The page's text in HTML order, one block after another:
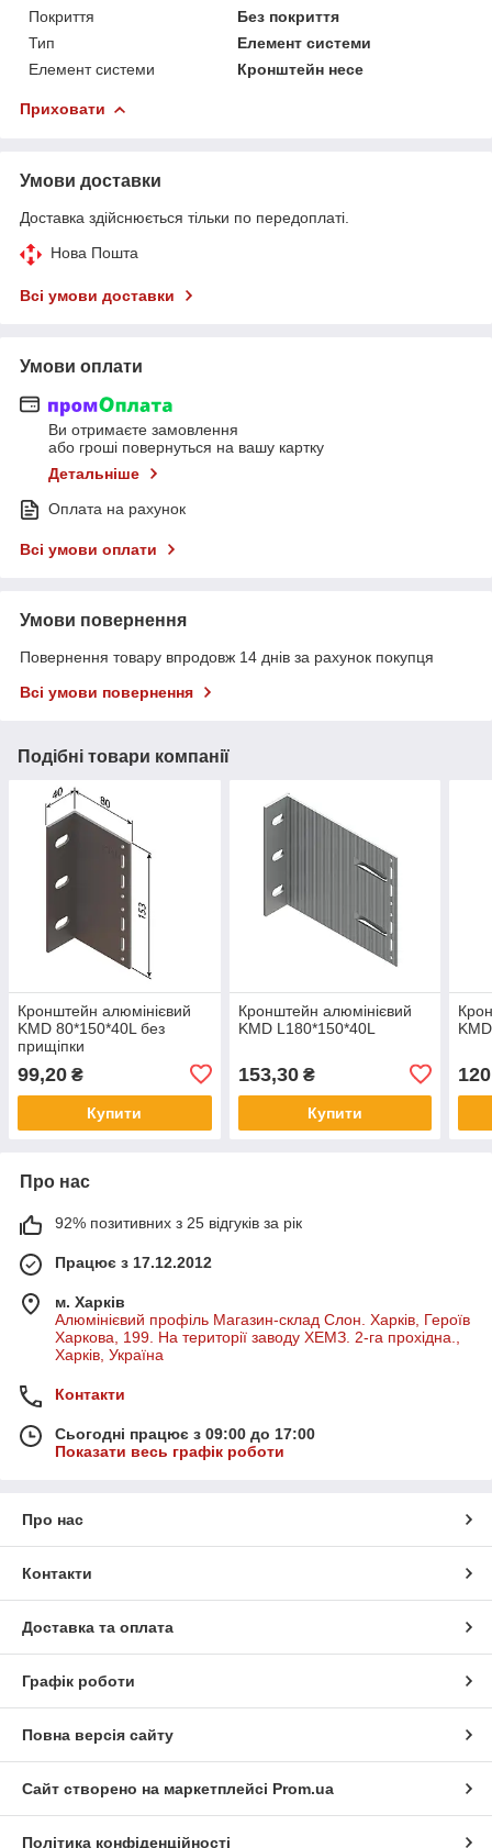
Покриття
Без покриття
Тип
Елемент системи
Елемент системи
Кронштейн несе
Приховати
Умови доставки
Доставка здійснюється тільки по передоплаті.
Нова Пошта
Всі умови доставки
Умови оплати
Ви отримаєте замовлення
або гроші повернуться на вашу картку
Детальніше
Оплата на рахунок
Всі умови оплати
Умови повернення
Повернення товару впродовж 14 днів за рахунок покупця
Всі умови повернення
Подібні товари компанії
Кронштейн алюмінієвий
KMD 80*150*40L без
прищіпки
99,20 ₴
Купити
Кронштейн алюмінієвий
KMD L180*150*40L
153,30₴
Купити
Про нас
92% позитивних з 25 відгуків за рік
Працює з 17.12.2012
м. Харків
Алюмінієвий профіль Магазин-склад Слон. Харків, Героїв
Харкова, 199. На території заводу ХЕМЗ. 2-га прохідна.,
Харків, Україна
Контакти
Сьогодні працює з 09:00 до 17:00
Показати весь графік роботи
Про нас
Контакти
Доставка та оплата
Графік роботи
Повна версія сайту
Сайт створено на маркетплейсі Prom.ua
Політика конфіденційності